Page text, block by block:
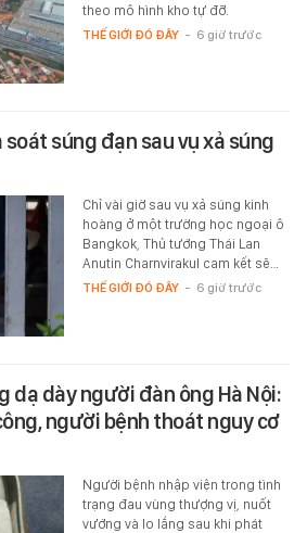
theo mô hình kho tự đỡ.
THẾ GIỚI ĐÓ ĐÂY - 6 giờ trước
súng đạn sau vụ xả súng
Chỉ vài giờ sau vụ xả súng kinh
hoàng ở một trường học ngoại ô
Bangkok, Thủ tướng Thái Lan
Anutin Charnvirakul cam kết sẽ…
THẾ GIỚI ĐÓ ĐÂY - 6 giờ trước
dạ dày người đàn ông Hà Nội:
người bệnh thoát nguy cơ
Người bệnh nhập viện trong tình
trạng đau vùng thượng vị, nuốt
vướng và lo lắng sau khi phát